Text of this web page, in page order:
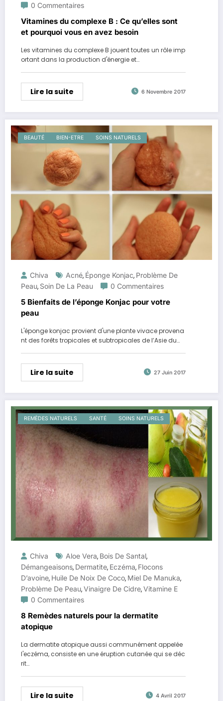
0 Commentaires
Vitamines du complexe B : Ce qu’elles sont
et pourquoi vous en avez besoin
Les vitamines du complexe B jouent toutes un rôle imp
ortant dans la production d'énergie et…
Lire la suite 6 Novembre 2017
BEAUTÉ BIEN-ETRE SOINS NATURELS
Chiva Acné, Éponge Konjac, Problème De
Peau, Soin De La Peau 0 Commentaires
5 Bienfaits de l’éponge Konjac pour votre
peau
L'éponge konjac provient d'une plante vivace provena
nt des forêts tropicales et subtropicales de l’Asie du…
Lire la suite 27 Juin 2017
REMÈDES NATURELS SANTÉ SOINS NATURELS
Chiva Aloe Vera, Bois De Santal,
Démangeaisons, Dermatite, Eczéma, Flocons
D’avoine, Huile De Noix De Coco, Miel De Manuka,
Problème De Peau,Vinaigre De Cidre,Vitamine E
0 Commentaires
8 Remèdes naturels pour la dermatite
atopique
La dermatite atopique aussi communément appelée
l'eczéma, consiste en une éruption cutanée qui se déc
rit…
Lire la suite 4 Avril 2017